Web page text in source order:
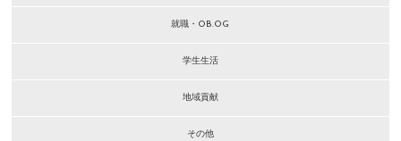
就職・OB.OG
学生生活
地域貢献
その他